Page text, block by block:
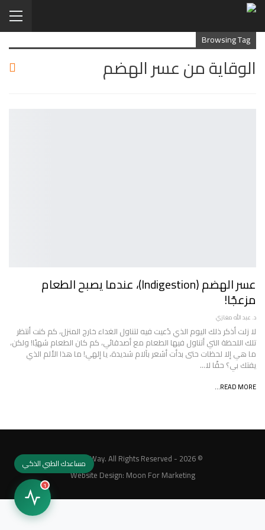
Browsing Tag
الوقاية من عسر الهضم
عسر الهضم (indigestion)، عندما يصبح الطعام
مزعجًا!
د. عبد الله مغازي
لا زلت أذكر ذلك اليوم الذي دُعيت فيه لتناول الغداء خارج المنزل، كم كنت أنتظر
تلك اللحظة التي أتناول فيها الطعام مع أصدقائي، كم كان الطعام شهيًا! ولكن،
ما هي إلا لحظات حتى بدأت أشعر بآلام شديدة، يا إلهي! ما هذا الألم الذي
يفتك بي؟ حقًا لا…
READ MORE...
© 2026 - MedicalWay. All Rights Reserved.
Website Design: Moon For Marketing
مساعدك الطبي الذكي
1